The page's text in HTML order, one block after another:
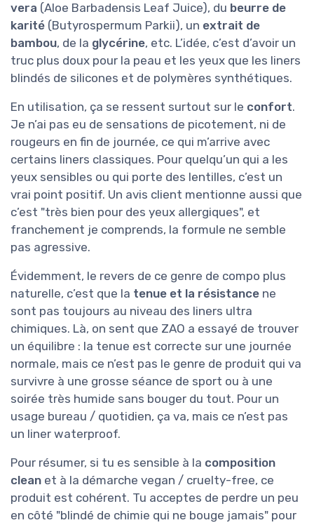
vera (Aloe Barbadensis Leaf Juice), du beurre de
karité (Butyrospermum Parkii), un extrait de
bambou, de la glycérine, etc. L’idée, c’est d’avoir un
truc plus doux pour la peau et les yeux que les liners
blindés de silicones et de polymères synthétiques.
En utilisation, ça se ressent surtout sur le confort.
Je n’ai pas eu de sensations de picotement, ni de
rougeurs en fin de journée, ce qui m’arrive avec
certains liners classiques. Pour quelqu’un qui a les
yeux sensibles ou qui porte des lentilles, c’est un
vrai point positif. Un avis client mentionne aussi que
c’est "très bien pour des yeux allergiques", et
franchement je comprends, la formule ne semble
pas agressive.
Évidemment, le revers de ce genre de compo plus
naturelle, c’est que la tenue et la résistance ne
sont pas toujours au niveau des liners ultra
chimiques. Là, on sent que ZAO a essayé de trouver
un équilibre : la tenue est correcte sur une journée
normale, mais ce n’est pas le genre de produit qui va
survivre à une grosse séance de sport ou à une
soirée très humide sans bouger du tout. Pour un
usage bureau / quotidien, ça va, mais ce n’est pas
un liner waterproof.
Pour résumer, si tu es sensible à la composition
clean et à la démarche vegan / cruelty-free, ce
produit est cohérent. Tu acceptes de perdre un peu
en côté "blindé de chimie qui ne bouge jamais" pour